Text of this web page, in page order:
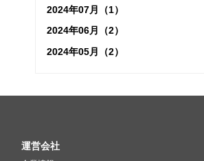
2024年07月（1）
2024年06月（2）
2024年05月（2）
運営会社